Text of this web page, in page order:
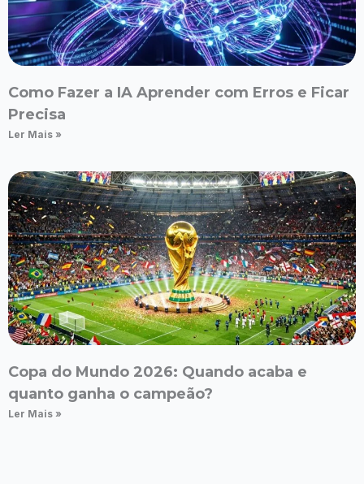
Como Fazer a IA Aprender com Erros e Ficar
Precisa
Ler Mais »
Copa do Mundo 2026: Quando acaba e
quanto ganha o campeão?
Ler Mais »